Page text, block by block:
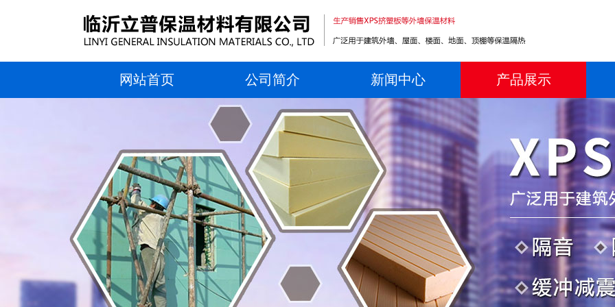
网站首页 公司简介 新闻中心 产品展示